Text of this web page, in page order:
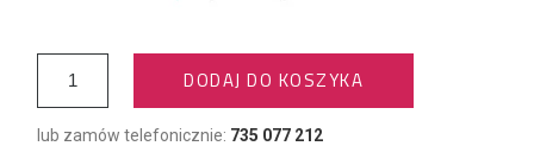
DODAJ DO KOSZYKA
lub zamów telefonicznie: 735 077 212